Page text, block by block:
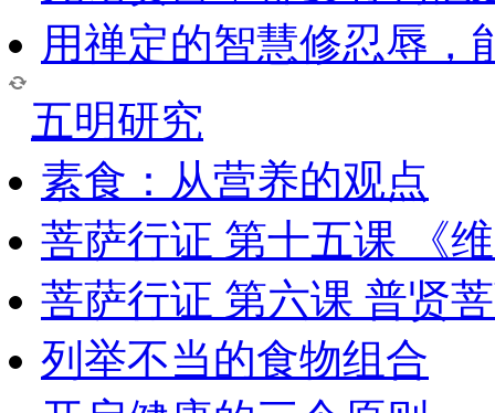
用禅定的智慧修忍辱，
五明研究
素食：从营养的观点
菩萨行证 第十五课 《
菩萨行证 第六课 普贤
列举不当的食物组合